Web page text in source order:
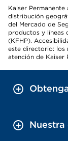
Kaiser
distribución
del Mercado de
productos y líneas
(KFHP).
este directorio: los
atención de Kaiser